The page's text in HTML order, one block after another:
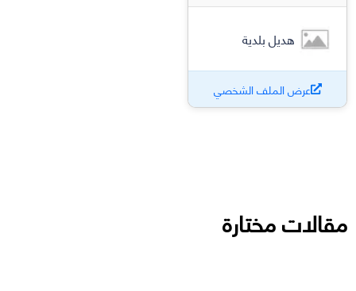
هديل بلدية
عرض الملف الشخصي
مقالات مختارة